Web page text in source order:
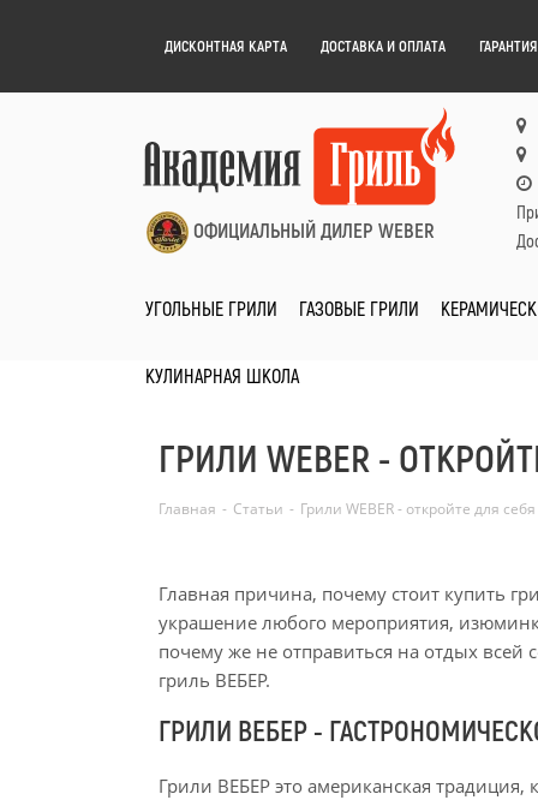
ДИСКОНТНАЯ КАРТА ДОСТАВКА И ОПЛАТА
ОФИЦИАЛЬНЫЙ ДИЛЕР WEBER
УГОЛЬНЫЕ ГРИЛИ ГАЗОВЫЕ ГРИЛИ
КУЛИНАРНАЯ ШКОЛА
ГРИЛИ WEBER -
Главная - Статьи - Грили WEBER - откройте для
Главная причина, почему стоит купить
украшение любого мероприятия,
почему же не отправиться на отдых всей
гриль ВЕБЕР.
ГРИЛИ ВЕБЕР -
Грили ВЕБЕР это американская традиция,